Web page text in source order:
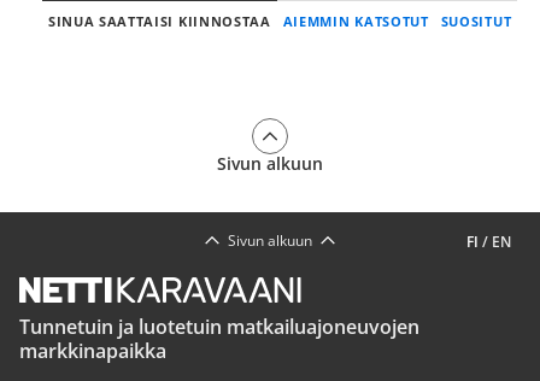
SINUA SAATTAISI KIINNOSTAA AIEMMIN KATSOTUT SUOSITUT
Sivun alkuun
FI / EN
Sivun alkuun
Tunnetuin ja luotetuin matkailuajoneuvojen
markkinapaikka